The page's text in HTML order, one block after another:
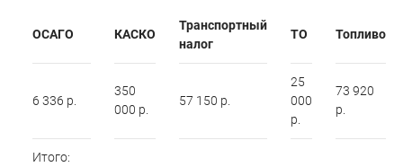
ОСАГО КАСКО
Транспортный
налог
ТО Топливо
6 336 р.
350
000 р.
57 150 р.
25
000
р.
73 920
р.
Итого: